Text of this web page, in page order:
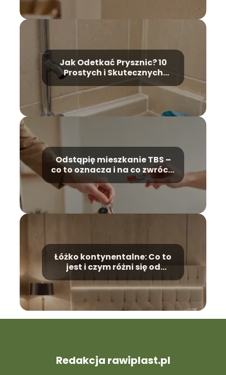
Jak Odetkać Prysznic? 10
Prostych i Skutecznych
Odstąpię mieszkanie TBS –
co to oznacza i na co zwrócić
uwagę?
Łóżko kontynentalne: Co to
jest i czym różni się od
Redakcja rawiplast.pl